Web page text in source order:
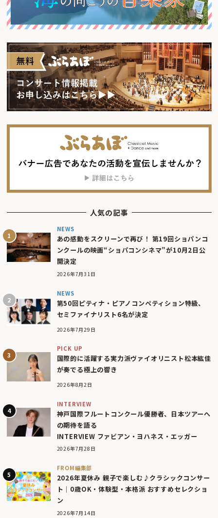
人気の記事
NEWS
あの感動をスクリーンで再び！ 第19回ショパンコ
ンクールの映画“ショパコンシネマ”が10月2日公
開決定
2026年7月31日
NEWS
第50回ピティナ・ピアノコンペティション特級、
セミファイナリスト6名が決定
2026年7月29日
PICK UP
国際的に活躍する実力派ヴァイオリニスト松本紘佳
が奏でる極上の響き
2026年8月2日
INTERVIEW
神戸国際フルートコンクール優勝者、日本ツアーへ
の期待を語る
INTERVIEW ファビアン・ヨハネス・エッガー
2026年7月28日
FROM編集部
2026年夏休み 親子で楽しむ♪クラシックコンサー
ト｜0歳OK・体験型・本格派 おすすめセレクショ
ン
2026年7月14日